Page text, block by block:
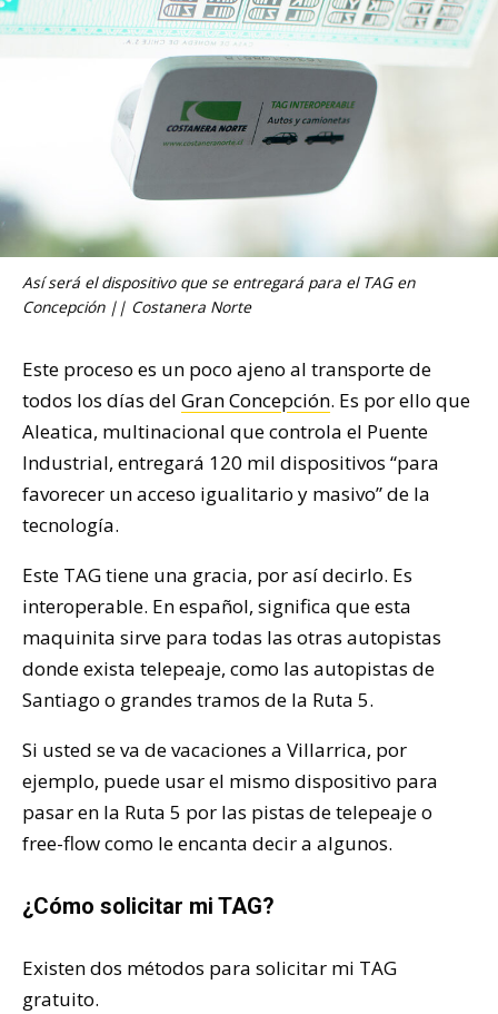
Así será el dispositivo que se entregará para el TAG en
Concepción || Costanera Norte
Este proceso es un poco ajeno al transporte de
todos los días del Gran Concepción. Es por ello que
Aleatica, multinacional que controla el Puente
Industrial, entregará 120 mil dispositivos “para
favorecer un acceso igualitario y masivo” de la
tecnología.
Este TAG tiene una gracia, por así decirlo. Es
interoperable. En español, significa que esta
maquinita sirve para todas las otras autopistas
donde exista telepeaje, como las autopistas de
Santiago o grandes tramos de la Ruta 5.
Si usted se va de vacaciones a Villarrica, por
ejemplo, puede usar el mismo dispositivo para
pasar en la Ruta 5 por las pistas de telepeaje o
free-flow como le encanta decir a algunos.
¿Cómo solicitar mi TAG?
Existen dos métodos para solicitar mi TAG
gratuito.